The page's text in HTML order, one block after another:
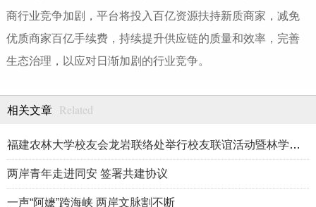
商行业竞争加剧，平台将投入百亿资源扶持新质商家，减免
优质商家百亿手续费，持续提升供应链的质量和效率，完善
生态治理，以应对日渐加剧的行业竞争。
相关文章 Related
福建农林大学校友会龙岩联络处举行校友联谊活动暨林学、生物医药
两岸青年走进同安 签署共建协议
一声“阿嬷”跨海峡 两岸文脉割不断